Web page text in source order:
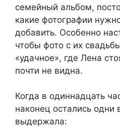
семейный альбом,
какие фотографии
добавить. Особенно
чтобы фото с их
«удачное», где Лена
почти не видна.
Когда в одиннадцать
наконец остались одни
выдержала: